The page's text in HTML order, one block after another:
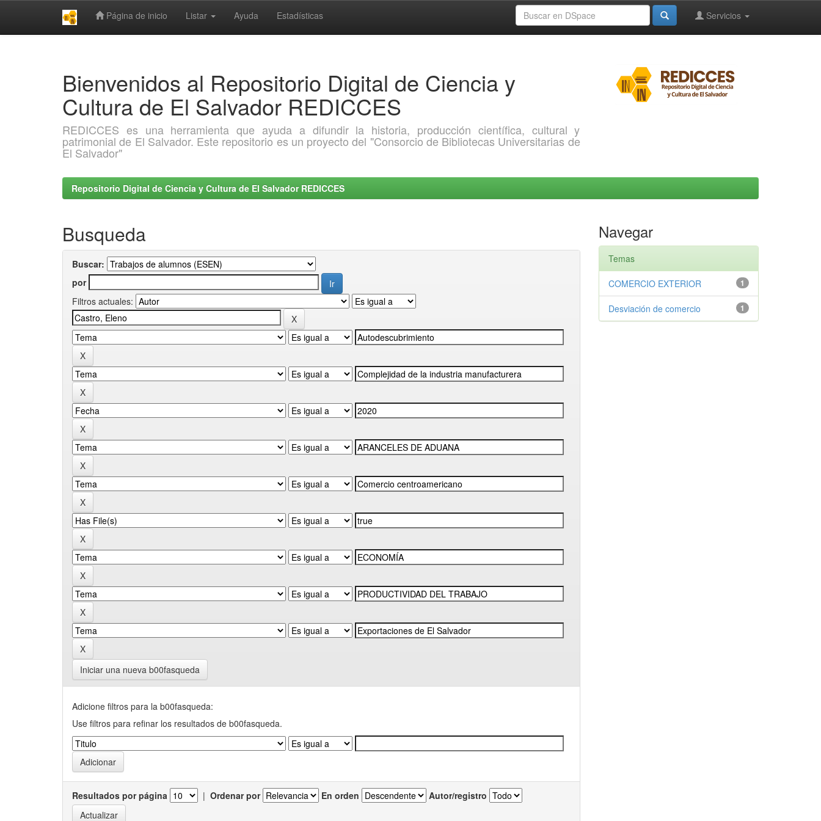
Página de inicio Listar Ayuda Estadísticas Servicios
Bienvenidos al Repositorio Digital de Ciencia y
Cultura de El Salvador REDICCES
REDICCES es una herramienta que ayuda a difundir la historia, producción científica, cultural y
patrimonial de El Salvador. Este repositorio es un proyecto del "Consorcio de Bibliotecas Universitarias de
El Salvador"
Repositorio Digital de Ciencia y Cultura de El Salvador REDICCES
Busqueda
Buscar:
por
Filtros actuales:
Iniciar una nueva b00fasqueda
Adicione filtros para la b00fasqueda:
Use filtros para refinar los resultados de b00fasqueda.
Resultados por página | Ordenar por En orden Autor/registro
Navegar
Temas
1
COMERCIO EXTERIOR
1
Desviación de comercio